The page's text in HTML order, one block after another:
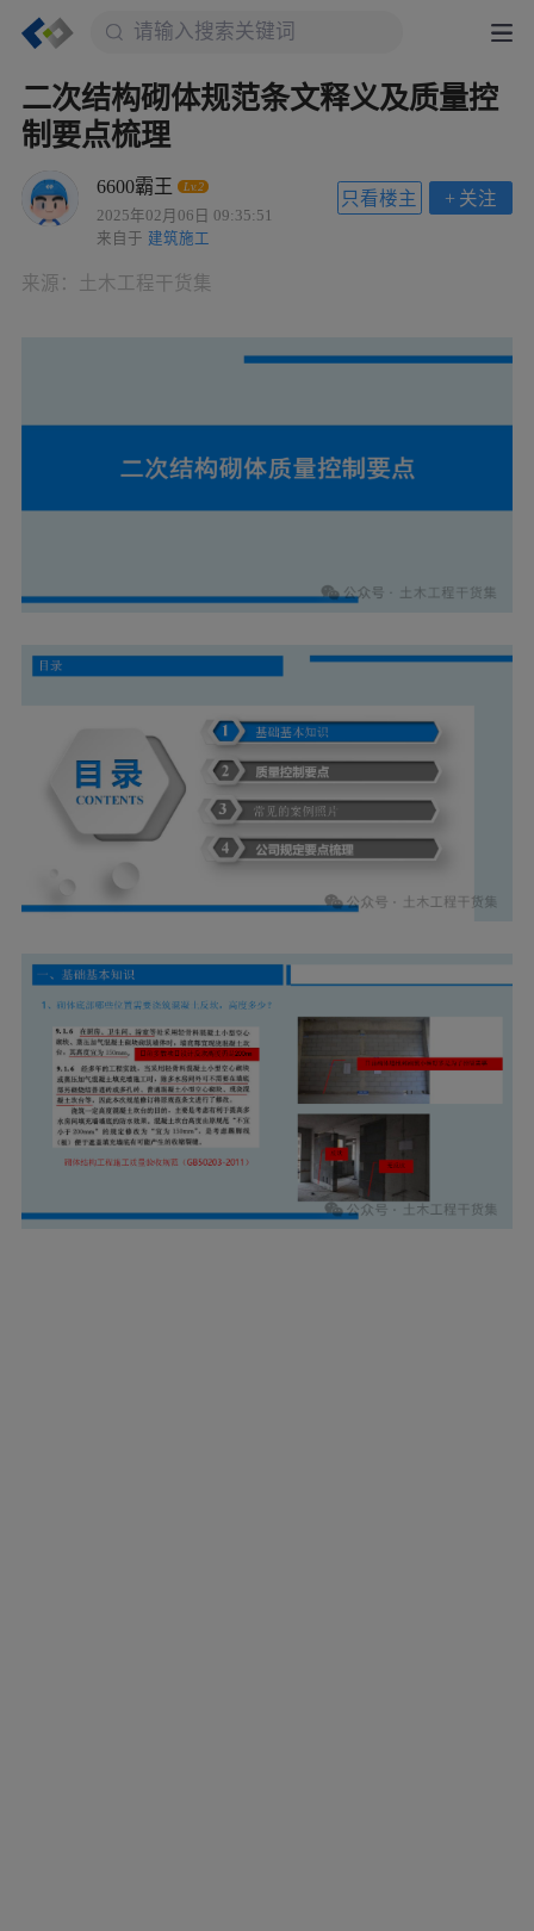
二次结构砌体规范条文释义及质量控
制要点梳理
6600霸王 Lv.2
2025年02月06日 09:35:51
来自于 建筑施工
+ 关注
只看楼主
来源： 土木工程干货集